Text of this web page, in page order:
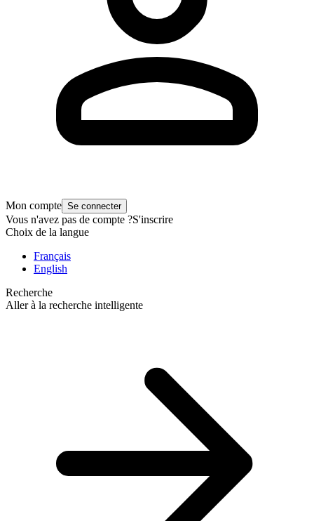
Mon compte Se connecter
Vous n'avez pas de compte ?S'inscrire
Choix de la langue
Français
English
Recherche
Aller à la recherche intelligente